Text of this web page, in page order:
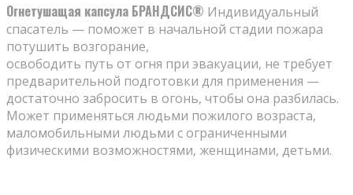
Огнетушащая капсула БРАНДСИС® Индивидуальный
спасатель — поможет в начальной стадии пожара
потушить возгорание,
освободить путь от огня при эвакуации, не требует
предварительной подготовки для применения —
достаточно забросить в огонь, чтобы она разбилась.
Может применяться людьми пожилого возраста,
маломобильными людьми с ограниченными
физическими возможностями, женщинами, детьми.